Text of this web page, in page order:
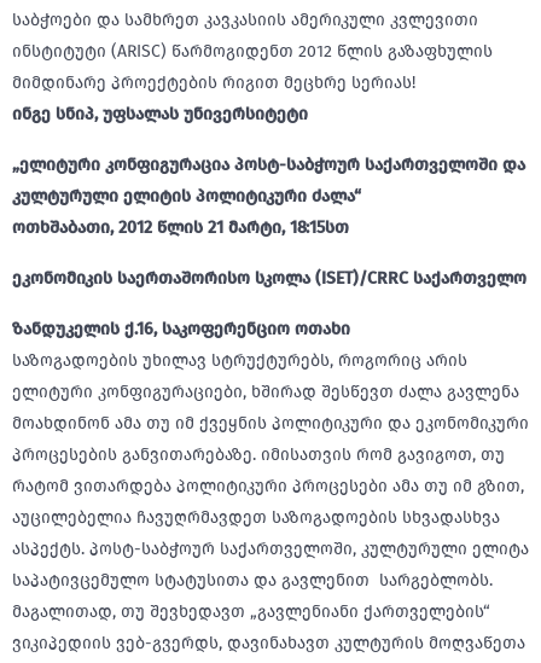
საბჭოები და სამხრეთ კავკასიის ამერიკული კვლევითი
ინსტიტუტი (ARISC) წარმოგიდენთ 2012 წლის გაზაფხულის
მიმდინარე პროექტების რიგით მეცხრე სერიას!
ინგე სნიპ, უფსალას უნივერსიტეტი
„ელიტური კონფიგურაცია პოსტ-საბჭოურ საქართველოში და
კულტურული ელიტის პოლიტიკური ძალა“
ოთხშაბათი, 2012 წლის 21 მარტი, 18:15სთ
ეკონომიკის საერთაშორისო სკოლა (ISET)/CRRC საქართველო
ზანდუკელის ქ.16, საკოფერენციო ოთახი
საზოგადოების უხილავ სტრუქტურებს, როგორიც არის
ელიტური კონფიგურაციები, ხშირად შესწევთ ძალა გავლენა
მოახდინონ ამა თუ იმ ქვეყნის პოლიტიკური და ეკონომიკური
პროცესების განვითარებაზე. იმისათვის რომ გავიგოთ, თუ
რატომ ვითარდება პოლიტიკური პროცესები ამა თუ იმ გზით,
აუცილებელია ჩავუღრმავდეთ საზოგადოების სხვადასხვა
ასპექტს. პოსტ-საბჭოურ საქართველოში, კულტურული ელიტა
საპატივცემულო სტატუსითა და გავლენით სარგებლობს.
მაგალითად, თუ შევხედავთ „გავლენიანი ქართველების“
ვიკიპედიის ვებ-გვერდს, დავინახავთ კულტურის მოღვაწეთა